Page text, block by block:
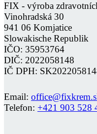
FIX - výroba
Vinohradská 30
941 06 Komjatice
Slowakische Republik
IČO: 35953764
DIČ: 2022058148
IČ DPH:
Email:
Telefon: +421 903 528